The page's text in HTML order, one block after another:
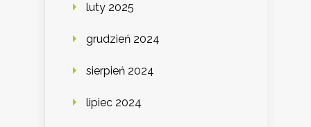
luty 2025
grudzień 2024
sierpień 2024
lipiec 2024